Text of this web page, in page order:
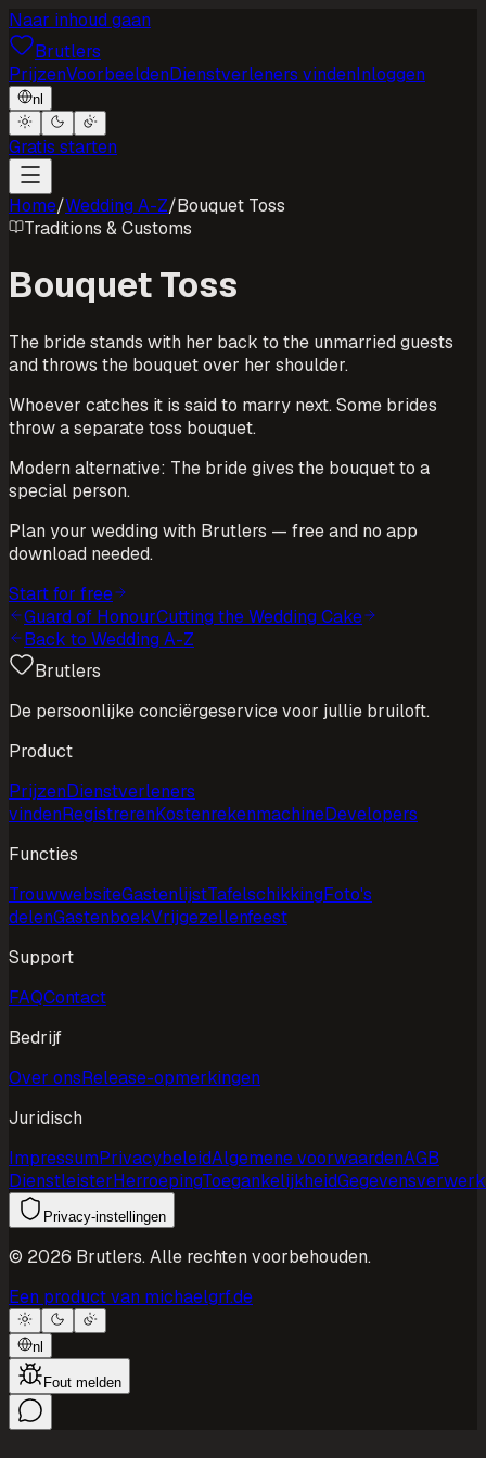
Naar inhoud gaan
Brutlers
PrijzenVoorbeeldenDienstverleners vindenInloggen
nl
Gratis starten
Home/Wedding A-Z/Bouquet Toss
Traditions & Customs
Bouquet Toss
The bride stands with her back to the unmarried guests
and throws the bouquet over her shoulder.
Whoever catches it is said to marry next. Some brides
throw a separate toss bouquet.
Modern alternative: The bride gives the bouquet to a
special person.
Plan your wedding with Brutlers — free and no app
download needed.
Start for free
Guard of HonourCutting the Wedding Cake
Back to Wedding A-Z
Brutlers
De persoonlijke conciërgeservice voor jullie bruiloft.
Product
PrijzenDienstverleners
vindenRegistrerenKostenrekenmachineDevelopers
Functies
TrouwwebsiteGastenlijstTafelschikkingFoto's
delenGastenboekVrijgezellenfeest
Support
FAQContact
Bedrijf
Over onsRelease-opmerkingen
Juridisch
ImpressumPrivacybeleidAlgemene voorwaardenAGB
DienstleisterHerroepingToegankelijkheid
Privacy-instellingen
© 2026 Brutlers. Alle rechten voorbehouden.
Een product van michaelgrf.de
nl
Fout melden